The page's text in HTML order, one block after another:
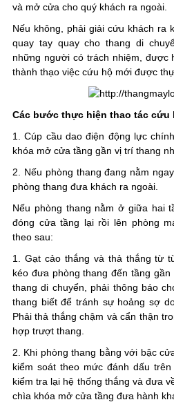
và mở cửa cho quý khách ra ngoài.
Nếu không, phải giải cứu khách ra
quay tay quay cho thang di
những người có trách nhiệm, được
thành thạo việc cứu hộ mới được
Các bước thực hiện thao tác cứu
1. Cúp cầu dao điện động lực
khóa mở cửa tầng gần vị trí thang
2. Nếu phòng thang đang nằm
phòng thang đưa khách ra ngoài.
Nếu phòng thang nằm ở giữa hai
đóng cửa tầng lại rồi lên phòng
theo sau:
1. Gạt cảo thắng và thả thắng từ
kéo đưa phòng thang đến tầng
thang di chuyển, phải thông báo
thang biết để tránh sự hoảng sợ
Phải thả thắng chậm và cẩn thận
hợp trượt thang.
2. Khi phòng thang bằng với bậc
kiểm soát theo mức đánh dấu
kiểm tra lại hệ thống thắng và đưa
chìa khóa mở cửa tầng đưa hành